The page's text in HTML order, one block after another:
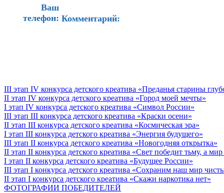
Ваш
телефон: Комментарий:
III этап IV конкурса детского креатива «Преданья старины
II этап IV конкурса детского креатива «Город моей мечты»
I этап IV конкурса детского креатива «Символ России»
III этап III конкурса детского креатива «Краски осени»
II этап III конкурса детского креатива «Космическая эра»
I этап III конкурса детского креатива «Энергия будущего»
III этап II конкурса детского креатива «Новогодняя открытка»
II этап II конкурса детского креатива «Свет победит тьму, а
I этап II конкурса детского креатива «Будущее России»
III этап I конкурса детского креатива «Сохраним наш мир
II этап I конкурса детского креатива «Скажи наркотика нет»
ФОТОГРАФИИ ПОБЕДИТЕЛЕЙ